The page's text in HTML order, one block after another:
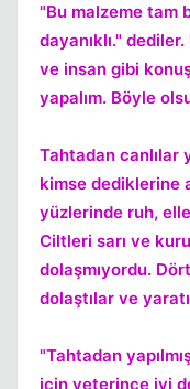
"Bu malzeme tam
dayanıklı."
ve insan gibi
yapalım. Böyle
Tahtadan canlılar
kimse dediklerine
yüzlerinde ruh,
Ciltleri sarı ve
dolaşmıyordu.
dolaştılar ve
"Tahtadan
için yeterince iyi